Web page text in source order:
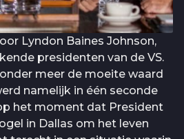
Lyndon Baines Johnson,
presidenten van de VS.
meer de moeite waard
namelijk in één seconde
het moment dat President
in Dallas om het leven